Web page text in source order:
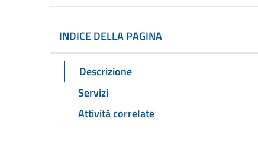
INDICE DELLA PAGINA
Descrizione
Servizi
Attività correlate